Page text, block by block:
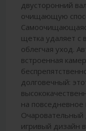
двусторонний
очищающую
щетка удаляет с
облегчая уход.
встроенная
долговечный:
на повседневное
Очаровательный
игривый дизайн